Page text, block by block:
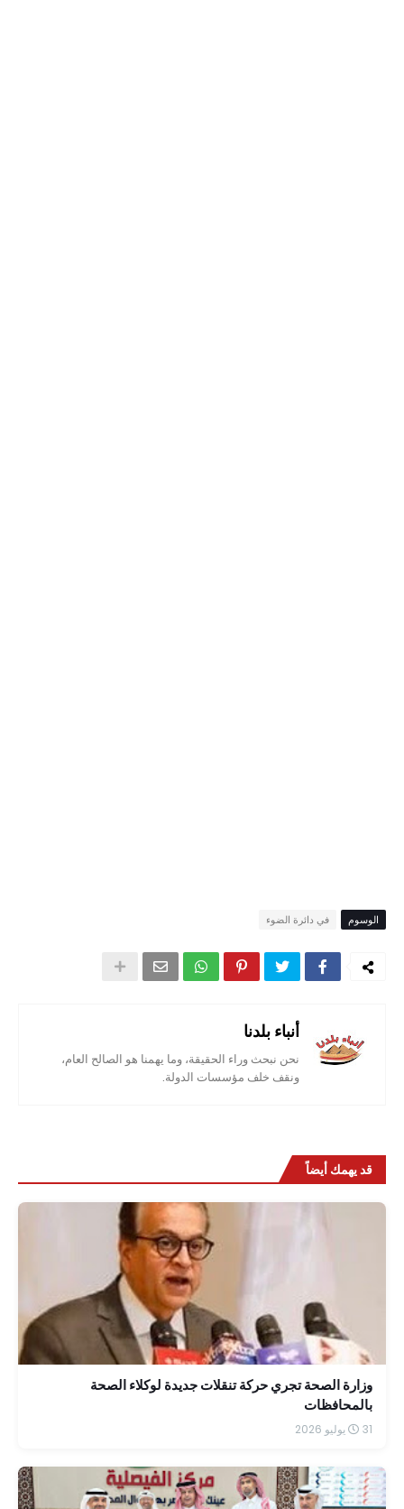
الوسوم في دائرة الضوء
أنباء بلدنا
نحن نبحث وراء الحقيقة، وما يهمنا هو الصالح العام،
ونقف خلف مؤسسات الدولة.
قد يهمك أيضاً
وزارة الصحة تجري حركة تنقلات جديدة لوكلاء الصحة
بالمحافظات
31 يوليو 2026